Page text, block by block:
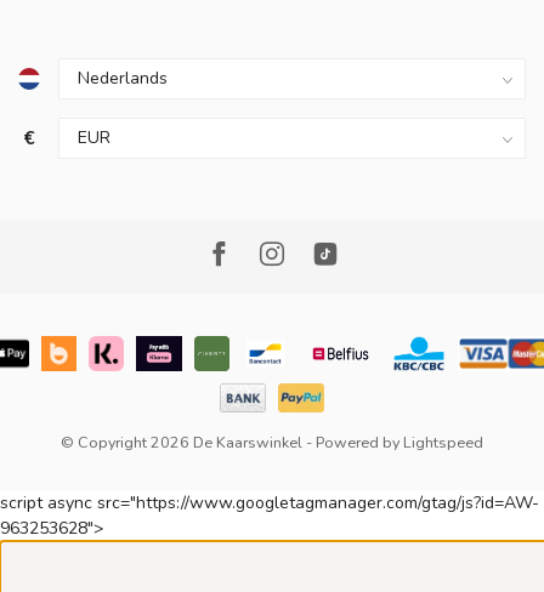
€
© Copyright 2026 De Kaarswinkel - Powered by Lightspeed
script async src="https://www.googletagmanager.com/gtag/js?id=AW-
963253628">